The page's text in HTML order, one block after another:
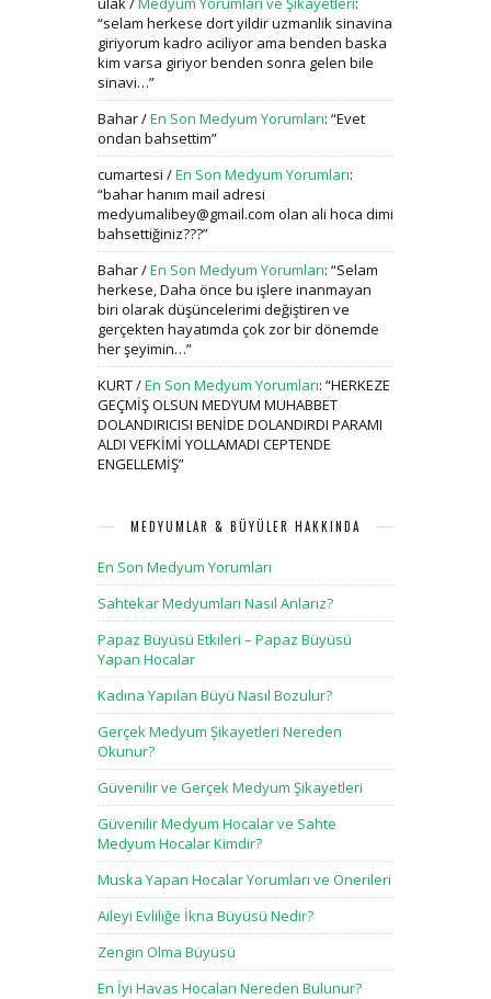
“selam herkese dort yildir uzmanlik sinavina
giriyorum kadro aciliyor ama benden baska
kim varsa giriyor benden sonra gelen bile
sinavi…”
Bahar/En Son Medyum Yorumları: “Evet
ondan bahsettim”
cumartesi /En Son Medyum Yorumları:
“bahar hanım mail adresi
medyumalibey@gmail.com olan ali hoca dimi
bahsettiğiniz???”
Bahar/En Son Medyum Yorumları: “Selam
herkese, Daha önce bu işlere inanmayan
biri olarak düşüncelerimi değiştiren ve
gerçekten hayatımda çok zor bir dönemde
her şeyimin…”
KURT/En Son Medyum Yorumları: “HERKEZE
GEÇMİŞ OLSUN MEDYUM MUHABBET
DOLANDIRICISI BENİDE DOLANDIRDI PARAMI
ALDI VEFKİMİ YOLLAMADI CEPTENDE
ENGELLEMİŞ”
MEDYUMLAR & BÜYÜLER HAKKINDA
En Son Medyum Yorumları
Sahtekar Medyumları Nasıl Anlarız?
Papaz Büyüsü Etkileri – Papaz Büyüsü
Yapan Hocalar
Kadına Yapılan Büyü Nasıl Bozulur?
Gerçek Medyum Şikayetleri Nereden
Okunur?
Güvenilir ve Gerçek Medyum Şikayetleri
Güvenilir Medyum Hocalar ve Sahte
Medyum Hocalar Kimdir?
Muska Yapan Hocalar Yorumları ve Önerileri
Aileyi Evliliğe İkna Büyüsü Nedir?
Zengin Olma Büyüsü
En İyi Havas Hocaları Nereden Bulunur?